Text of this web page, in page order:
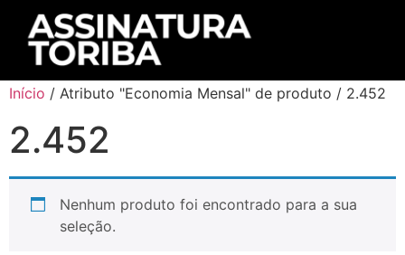
Início / Atributo "Economia Mensal" de produto / 2.452
2.452
Nenhum produto foi encontrado para a sua
seleção.